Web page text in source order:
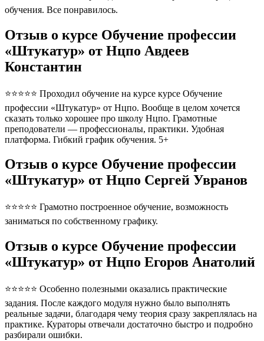
обучения. Все понравилось.
Отзыв о курсе Обучение профессии
«Штукатур» от Нцпо Авдеев
Константин
⭐⭐⭐⭐⭐ Проходил обучение на курсе курсе Обучение
профессии «Штукатур» от Нцпо. Вообще в целом хочется
сказать только хорошее про школу Нцпо. Грамотные
преподователи — профессионалы, практики. Удобная
платформа. Гибкий график обучения. 5+
Отзыв о курсе Обучение профессии
«Штукатур» от Нцпо Сергей Увранов
⭐⭐⭐⭐⭐ Грамотно построенное обучение, возможность
заниматься по собственному графику.
Отзыв о курсе Обучение профессии
«Штукатур» от Нцпо Егоров Анатолий
⭐⭐⭐⭐⭐ Особенно полезными оказались практические
задания. После каждого модуля нужно было выполнять
реальные задачи, благодаря чему теория сразу закреплялась на
практике. Кураторы отвечали достаточно быстро и подробно
разбирали ошибки.